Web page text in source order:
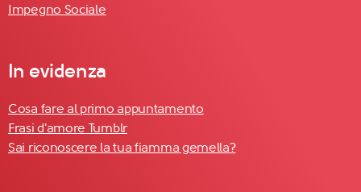
Impegno Sociale
In evidenza
Cosa fare al primo appuntamento
Frasi d'amore Tumblr
Sai riconoscere la tua fiamma gemella?